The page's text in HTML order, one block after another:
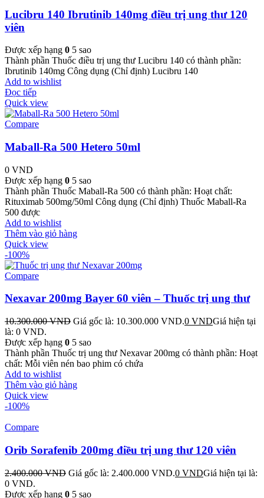
Lucibru 140 Ibrutinib 140mg điều trị ung thư 120
viên
Được xếp hạng 0 5 sao
Thành phần Thuốc điều trị ung thư Lucibru 140 có thành phần:
Ibrutinib 140mg Công dụng (Chỉ định) Lucibru 140
Add to wishlist
Đọc tiếp
Quick view
Compare
Maball-Ra 500 Hetero 50ml
0 VND
Được xếp hạng 0 5 sao
Thành phần Thuốc Maball-Ra 500 có thành phần: Hoạt chất:
Rituximab 500mg/50ml Công dụng (Chỉ định) Thuốc Maball-Ra
500 được
Add to wishlist
Thêm vào giỏ hàng
Quick view
-100%
Compare
Nexavar 200mg Bayer 60 viên – Thuốc trị ung thư
10.300.000VND Giá gốc là: 10.300.000 VND.0 VNDGiá hiện tại
là: 0 VND.
Được xếp hạng 0 5 sao
Thành phần Thuốc trị ung thư Nexavar 200mg có thành phần: Hoạt
chất: Mỗi viên nén bao phim có chứa
Add to wishlist
Thêm vào giỏ hàng
Quick view
-100%
Compare
Orib Sorafenib 200mg điều trị ung thư 120 viên
2.400.000VND Giá gốc là: 2.400.000 VND.0 VNDGiá hiện tại là:
0 VND.
Được xếp hạng 0 5 sao